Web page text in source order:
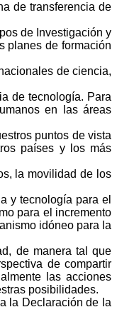
de transferencia de
de Investigación y
planes de formación
de ciencia,
de tecnología. Para
en las áreas
puntos de vista
países y los más
la movilidad de los
y tecnología para el
para el incremento
idóneo para la
de manera tal que
de compartir
las acciones
posibilidades.
la Declaración de la